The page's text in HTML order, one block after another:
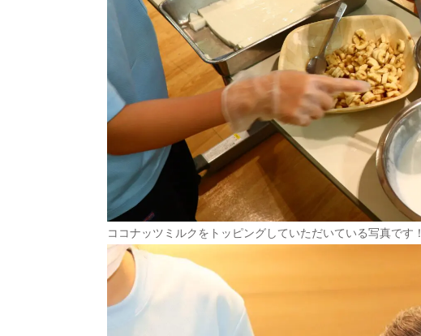
ココナッツミルクをトッピングしていただいている写真です！